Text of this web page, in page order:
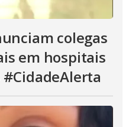
colegas
em hospitais